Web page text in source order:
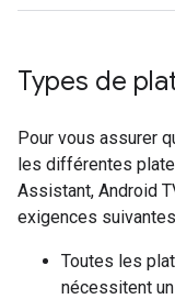
Types de
Pour vous assurer
les différentes
Assistant, Android
exigences
Toutes les
nécessitent